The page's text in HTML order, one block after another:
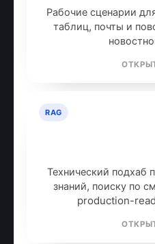
Рабочие сценарии
таблиц, почты и
RAG
Технический подхаб
знаний, поиску по
production-